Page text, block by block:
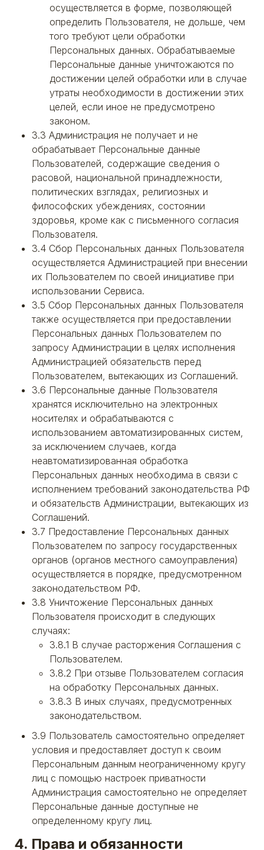
осуществляется в форме, позволяющей
определить Пользователя, не дольше, чем
того требуют цели обработки
Персональных данных. Обрабатываемые
Персональные данные уничтожаются по
достижении целей обработки или в случае
утраты необходимости в достижении этих
целей, если иное не предусмотрено
законом.
3.3 Администрация не получает и не
обрабатывает Персональные данные
Пользователей, содержащие сведения о
расовой, национальной принадлежности,
политических взглядах, религиозных и
философских убеждениях, состоянии
здоровья, кроме как с письменного согласия
Пользователя.
3.4 Сбор Персональных данных Пользователя
осуществляется Администрацией при внесении
их Пользователем по своей инициативе при
использовании Сервиса.
3.5 Сбор Персональных данных Пользователя
также осуществляется при предоставлении
Персональных данных Пользователем по
запросу Администрации в целях исполнения
Администрацией обязательств перед
Пользователем, вытекающих из Соглашений.
3.6 Персональные данные Пользователя
хранятся исключительно на электронных
носителях и обрабатываются с
использованием автоматизированных систем,
за исключением случаев, когда
неавтоматизированная обработка
Персональных данных необходима в связи с
исполнением требований законодательства РФ
и обязательств Администрации, вытекающих из
Соглашений.
3.7 Предоставление Персональных данных
Пользователем по запросу государственных
органов (органов местного самоуправления)
осуществляется в порядке, предусмотренном
законодательством РФ.
3.8 Уничтожение Персональных данных
Пользователя происходит в следующих
случаях:
3.8.1 В случае расторжения Соглашения с
Пользователем.
3.8.2 При отзыве Пользователем согласия
на обработку Персональных данных.
3.8.3 В иных случаях, предусмотренных
законодательством.
3.9 Пользователь самостоятельно определяет
условия и предоставляет доступ к своим
Персональным данным неограниченному кругу
лиц с помощью настроек приватности
Администрация самостоятельно не определяет
Персональные данные доступные не
определенному кругу лиц.
4. Права и обязанности